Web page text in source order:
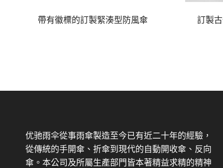
帶有徽標的訂製緊湊型防風傘 訂製
优驰雨伞從事雨傘製造至今已有近二十年的經驗，
從傳統的手開傘、折傘到現代的自動開收傘、反向
傘。本公司及所屬生產部門皆本著精益求精的精神